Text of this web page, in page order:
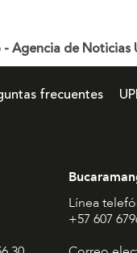
Agencia de Noticias
frecuentes
Línea
+57 607